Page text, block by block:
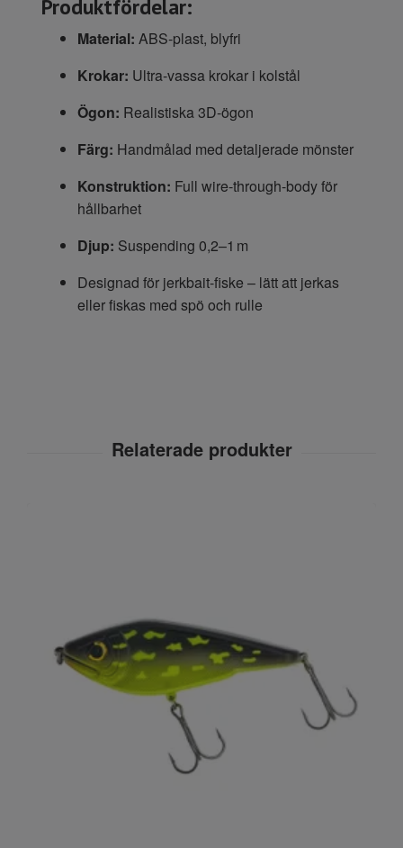
Produktfördelar:
Material: ABS-plast, blyfri
Krokar: Ultra-vassa krokar i kolstål
Ögon: Realistiska 3D-ögon
Färg: Handmålad med detaljerade mönster
Konstruktion: Full wire-through-body för
hållbarhet
Djup: Suspending 0,2–1 m
Designad för jerkbait-fiske – lätt att jerkas
eller fiskas med spö och rulle